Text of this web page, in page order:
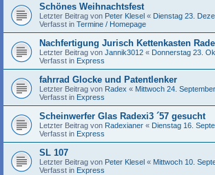
Schönes Weihnachtsfest
Letzter Beitrag von Peter Klesel « Dienstag 23.
Verfasst in Termine / Homepage
Nachfertigung Jurisch Kettenkasten
Letzter Beitrag von Jannik3012 « Donnerstag 23.
Verfasst in Express
fahrrad Glocke und Patentlenker
Letzter Beitrag von Radex « Mittwoch 24.
Verfasst in Express
Scheinwerfer Glas Radexi3 ´57 gesucht
Letzter Beitrag von Radexianer « Dienstag 16.
Verfasst in Express
SL 107
Letzter Beitrag von Peter Klesel « Mittwoch 10.
Verfasst in Express